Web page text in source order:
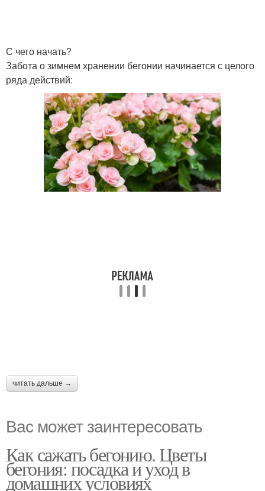
С чего начать?
Забота о зимнем хранении бегонии начинается с целого
ряда действий:
читать дальше →
Вас может заинтересовать
Как сажать бегонию. Цветы
бегония: посадка и уход в
домашних условиях